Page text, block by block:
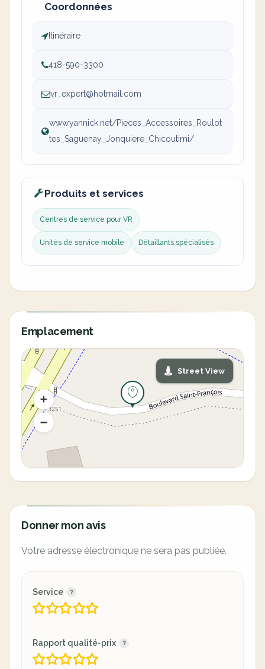
Coordonnées
Itinéraire
418-590-3300
vr_expert@hotmail.com
www.yannick.net/Pieces_Accessoires_Roulot
tes_Saguenay_Jonquiere_Chicoutimi/
Produits et services
Centres de service pour VR
Unités de service mobile Détaillants spécialisés
Emplacement
Street View
Donner mon avis
Votre adresse électronique ne sera pas publiée.
Service
Rapport qualité-prix